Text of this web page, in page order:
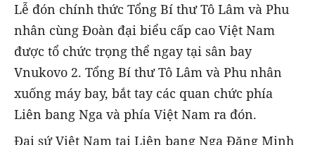
Lễ đón chính thức Tổng Bí thư Tô Lâm và Phu
nhân cùng Đoàn đại biểu cấp cao Việt Nam
được tổ chức trọng thể ngay tại sân bay
Vnukovo 2. Tổng Bí thư Tô Lâm và Phu nhân
xuống máy bay, bắt tay các quan chức phía
Liên bang Nga và phía Việt Nam ra đón.
Đại sứ Việt Nam tại Liên bang Nga Đặng Minh